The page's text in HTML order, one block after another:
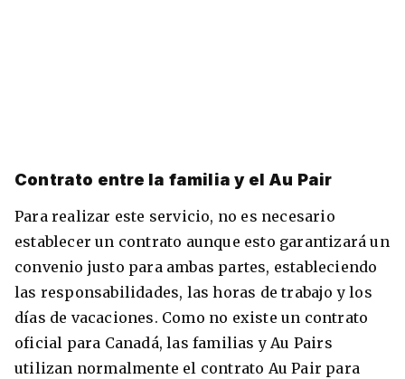
Contrato entre la familia y el Au Pair
Para realizar este servicio, no es necesario
establecer un contrato aunque esto garantizará un
convenio justo para ambas partes, estableciendo
las responsabilidades, las horas de trabajo y los
días de vacaciones. Como no existe un contrato
oficial para Canadá, las familias y Au Pairs
utilizan normalmente el contrato Au Pair para